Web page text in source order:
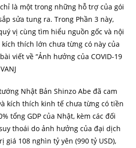
là một trong những hỗ trợ của gói
sửa tung ra. Trong Phần 3 này,
vị cùng tìm hiểu nguồn gốc và nội
thích lớn chưa từng có này của
viết về “Ảnh hưởng của COVID-19
Nhật Bản Shinzo Abe đã cam
kích thích kinh tế chưa từng có tiền
tổng GDP của Nhật, kèm các đối
thoái do ảnh hưởng của đại dịch
giá 108 nghìn tỷ yên (990 tỷ USD),